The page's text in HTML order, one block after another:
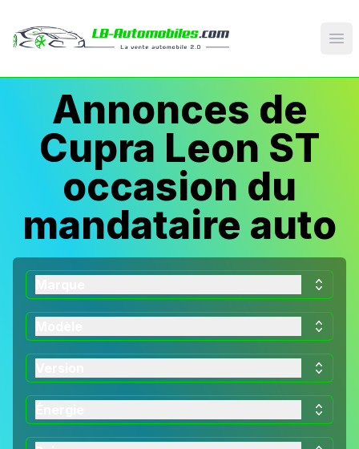
Annonces de
Cupra Leon ST
occasion du
mandataire auto